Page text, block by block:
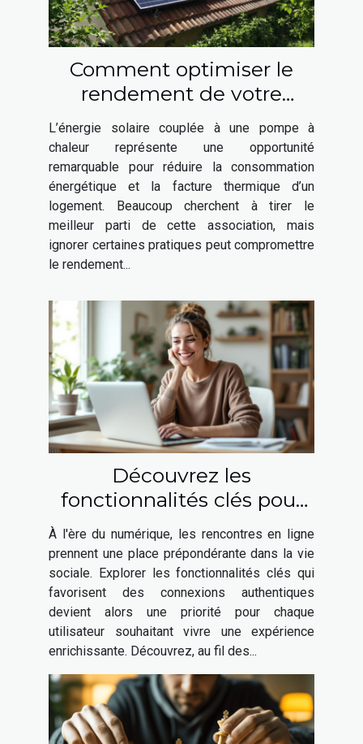
Comment optimiser le
rendement de votre
installation solaire et
pompe à chaleur ?
L’énergie solaire couplée à une pompe à
chaleur représente une opportunité
remarquable pour réduire la consommation
énergétique et la facture thermique d’un
logement. Beaucoup cherchent à tirer le
meilleur parti de cette association, mais
ignorer certaines pratiques peut compromettre
le rendement...
Découvrez les
fonctionnalités clés pour
des rencontres en ligne
réussies
À l'ère du numérique, les rencontres en ligne
prennent une place prépondérante dans la vie
sociale. Explorer les fonctionnalités clés qui
favorisent des connexions authentiques
devient alors une priorité pour chaque
utilisateur souhaitant vivre une expérience
enrichissante. Découvrez, au fil des...